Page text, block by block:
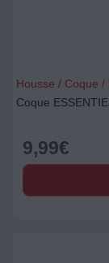
Housse / Coque
Coque
9,99€